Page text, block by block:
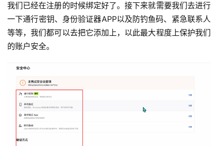
我们已经在注册的时候绑定好了。接下来就需要我们去进行
一下通行密钥、身份验证器APP以及防钓鱼码、紧急联系人
等等，我们都可以去把它添加上，以此最大程度上保护我们
的账户安全。